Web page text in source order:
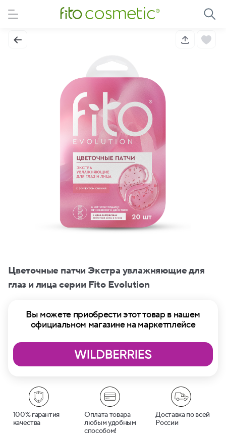
Цветочные патчи Экстра увлажняющие для
глаз и лица серии Fito Evolution
Вы можете приобрести этот товар в нашем
официальном магазине на маркетплейсе
100% гарантия
качества
Оплата товара
любым удобным
способом!
Доставка по всей
России